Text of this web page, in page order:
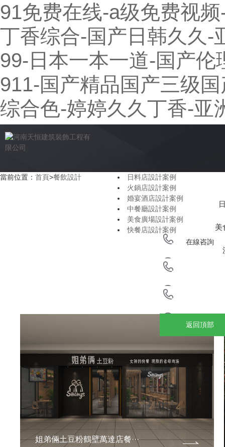
91免费在线-a级免费视
丁香综合-国产日韩久久-
99-日本一本一道-国产
911-国产精品国产三级
综合色-婷婷久久丁香-亚
美
當前位置： 首頁>餐飲設計
日料店設計案例
火鍋店設計案例
婚宴酒店設計案例
中餐廳設計案例
美食廣場設計案例
快餐店設計案例
姐弟倆土豆粉鶴壁萬達店餐···
在線咨詢
返回頂部